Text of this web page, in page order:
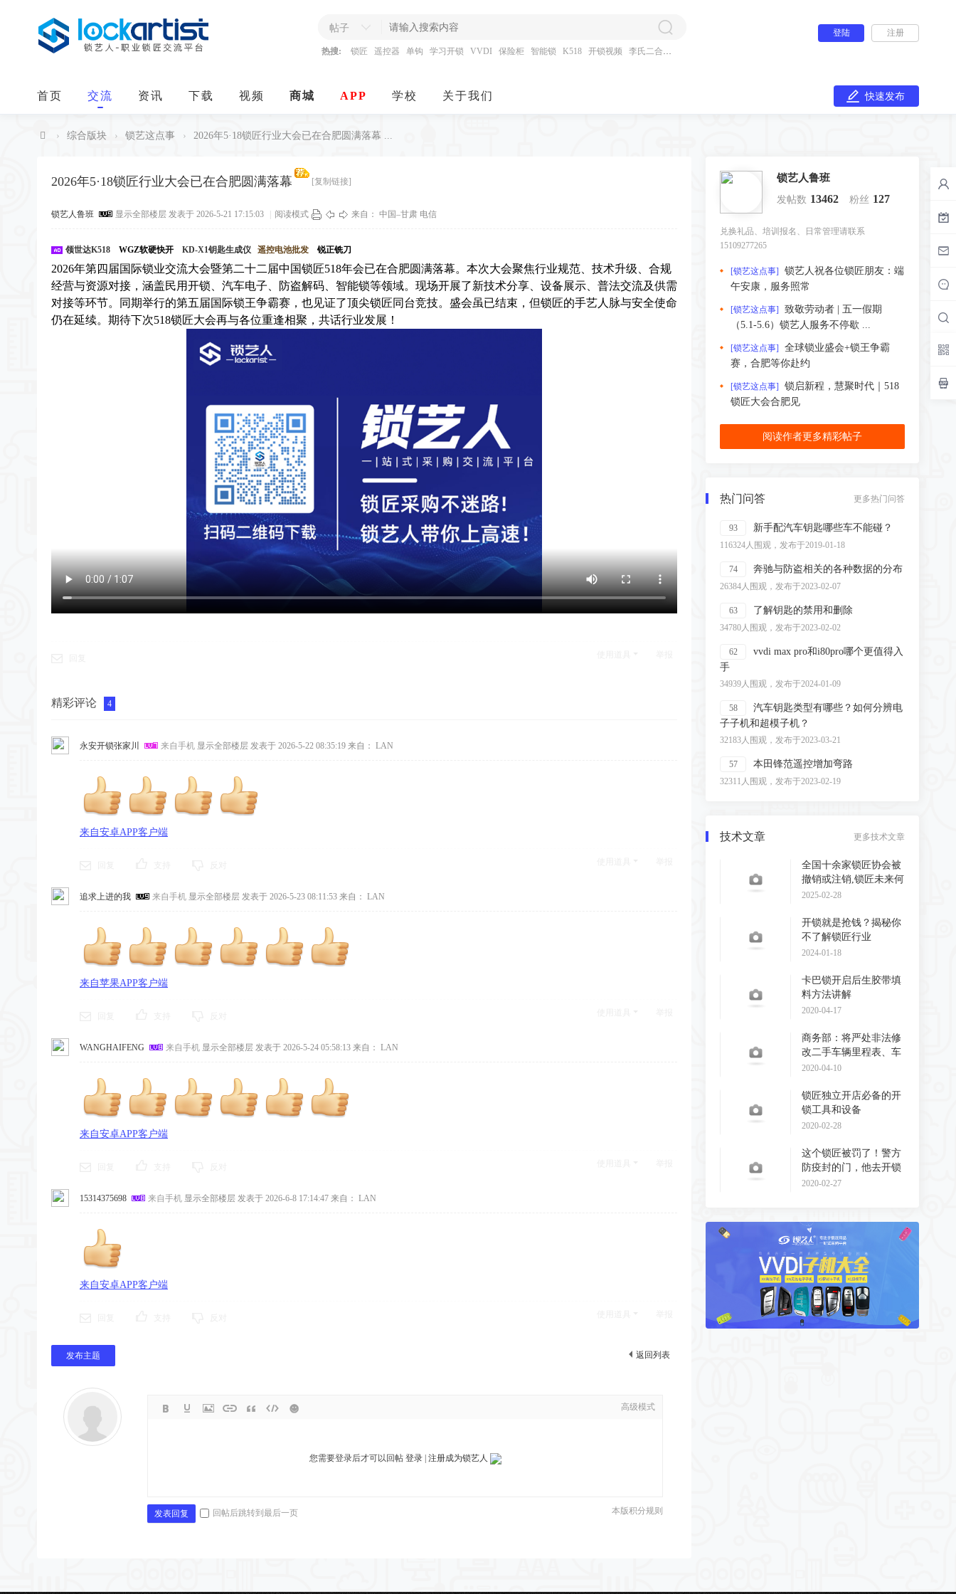
帖子
热搜: 锁匠 遥控器 单钩 学习开锁 VVDI 保险柜 智能锁 K518 开锁视频 李氏二合一
登陆 注册
首页 交流 资讯 下载 视频 商城 APP 学校 关于我们 快速发布
› 综合版块 › 锁艺这点事 › 2026年5·18锁匠行业大会已在合肥圆满落幕 ...
锁艺人鲁班
发帖数 13462 粉丝 127
兑换礼品、培训报名、日常管理请联系
15109277265
[锁艺这点事]
锁艺人祝各位锁匠朋友：端
午安康，服务照常
[锁艺这点事]
致敬劳动者 | 五一假期
（5.1-5.6）锁艺人服务不停歇 ...
[锁艺这点事]
全球锁业盛会+锁王争霸
赛，合肥等你赴约
[锁艺这点事]
锁启新程，慧聚时代｜518
锁匠大会合肥见
阅读作者更多精彩帖子
热门问答 更多热门问答
93 新手配汽车钥匙哪些车不能碰？
116324人围观，发布于2019-01-18
74 奔驰与防盗相关的各种数据的分布
26384人围观，发布于2023-02-07
63 了解钥匙的禁用和删除
34780人围观，发布于2023-02-02
62
vvdi max pro和i80pro哪个更值得入
手
34939人围观，发布于2024-01-09
58
汽车钥匙类型有哪些？如何分辨电
子子机和超模子机？
32183人围观，发布于2023-03-21
57 本田锋范遥控增加弯路
32311人围观，发布于2023-02-19
技术文章 更多技术文章
全国十余家锁匠协会被
撤销或注销,锁匠未来何
去何从?
2025-02-28
开锁就是抢钱？揭秘你
不了解锁匠行业
2024-01-18
卡巴锁开启后生胶带填
料方法讲解
2020-04-17
商务部：将严处非法修
改二手车辆里程表、车
辆识别代码和发动
2020-04-10
锁匠独立开店必备的开
锁工具和设备
2020-02-28
这个锁匠被罚了！警方
防疫封的门，他去开锁
了！
2020-02-27
2026年5·18锁匠行业大会已在合肥圆满落幕 [复制链接]
锁艺人鲁班 显示全部楼层 发表于 2026-5-21 17:15:03 阅读模式 来自： 中国–甘肃 电信
领世达K518 WGZ软硬快开 KD-X1钥匙生成仪 遥控电池批发 锐正铣刀
2026年第四届国际锁业交流大会暨第二十二届中国锁匠518年会已在合肥圆满落幕。本次大会聚焦行业规范、技术升级、合规
经营与资源对接，涵盖民用开锁、汽车电子、防盗解码、智能锁等领域。现场开展了新技术分享、设备展示、普法交流及供需
对接等环节。同期举行的第五届国际锁王争霸赛，也见证了顶尖锁匠同台竞技。盛会虽已结束，但锁匠的手艺人脉与安全使命
仍在延续。期待下次518锁匠大会再与各位重逢相聚，共话行业发展！
精彩评论 4
永安开锁张家川 来自手机 显示全部楼层 发表于 2026-5-22 08:35:19 来自： LAN
来自安卓APP客户端
追求上进的我 来自手机 显示全部楼层 发表于 2026-5-23 08:11:53 来自： LAN
来自苹果APP客户端
WANGHAIFENG 来自手机 显示全部楼层 发表于 2026-5-24 05:58:13 来自： LAN
来自安卓APP客户端
15314375698 来自手机 显示全部楼层 发表于 2026-6-8 17:14:47 来自： LAN
来自安卓APP客户端
发布主题 返回列表
高级模式
您需要登录后才可以回帖 登录| 注册成为锁艺人
本版积分规则
发表回复 回帖后跳转到最后一页